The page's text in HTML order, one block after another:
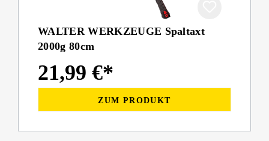
WALTER WERKZEUGE Spaltaxt
2000g 80cm
21,99 €*
ZUM PRODUKT